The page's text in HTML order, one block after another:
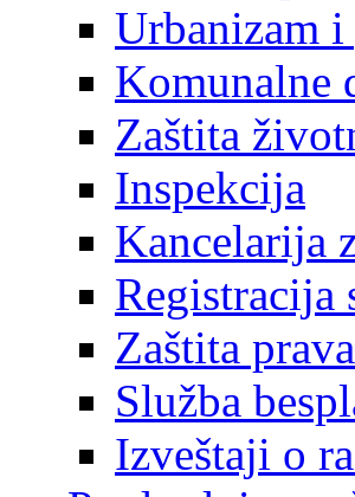
Urbanizam
Komunalne
Zaštita
Inspekcija
Kancelarija
Registracija
Zaštita
Služba
Izveštaji o